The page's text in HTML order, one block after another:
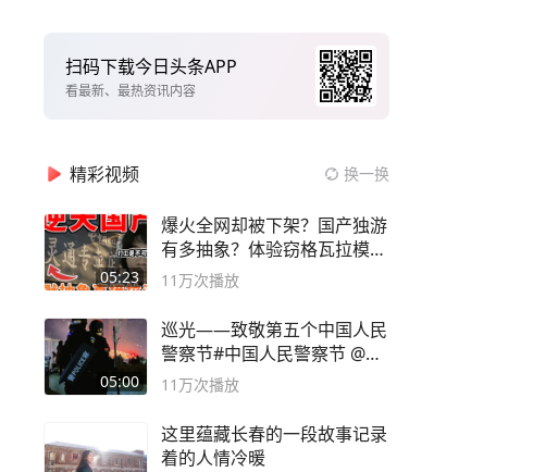
扫码下载今日头条APP
看最新、最热资讯内容
精彩视频 换一换
05:23
爆火全网却被下架？国产独游
有多抽象？体验窃格瓦拉模拟
器！
11万次播放
05:00
巡光——致敬第五个中国人民
警察节#中国人民警察节 @抖
音小助手
11万次播放
这里蕴藏长春的一段故事记录
着的人情冷暖